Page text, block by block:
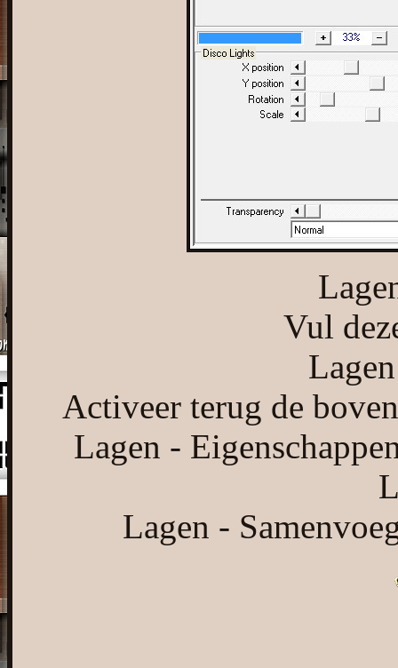
Vul
Activeer terug de
Lagen -
Lagen -